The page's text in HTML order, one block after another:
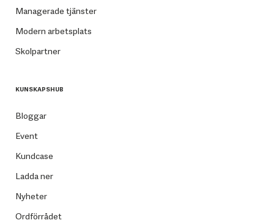
Managerade tjänster
Modern arbetsplats
Skolpartner
KUNSKAPSHUB
Bloggar
Event
Kundcase
Ladda ner
Nyheter
Ordförrådet